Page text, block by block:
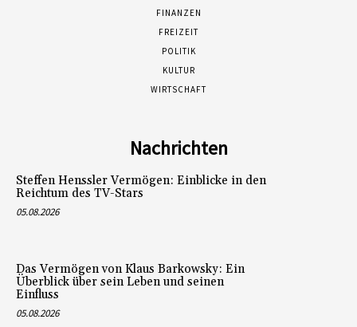
FINANZEN
FREIZEIT
POLITIK
KULTUR
WIRTSCHAFT
Nachrichten
Steffen Henssler Vermögen: Einblicke in den
Reichtum des TV-Stars
05.08.2026
Das Vermögen von Klaus Barkowsky: Ein
Überblick über sein Leben und seinen
Einfluss
05.08.2026